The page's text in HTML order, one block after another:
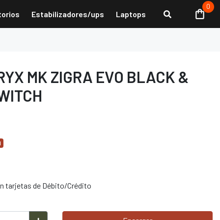
Estabilizadores/ups Laptops
0
MK ZIGRA EVO BLACK &
tarjetas de Débito/Crédito